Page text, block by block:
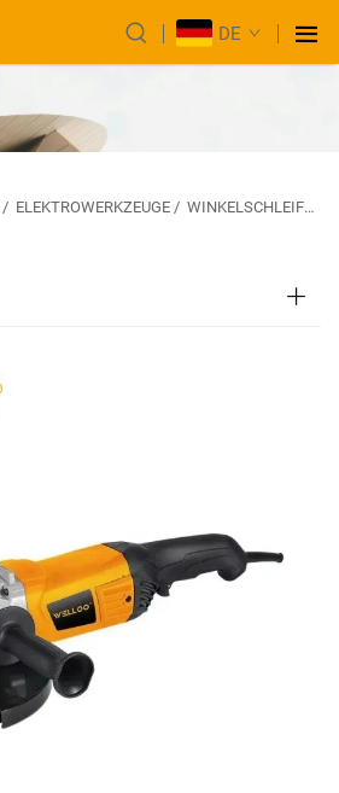
DE
/ ELEKTROWERKZEUGE / WINKELSCHLEIFER